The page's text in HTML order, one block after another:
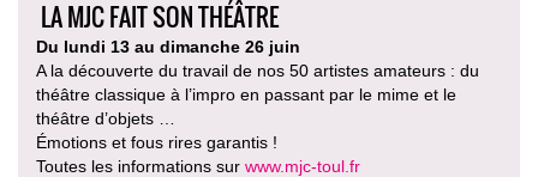
LA MJC FAIT SON THÉÂTRE
Du lundi 13 au dimanche 26 juin
A la découverte du travail de nos 50 artistes amateurs : du
théâtre classique à l’impro en passant par le mime et le
théâtre d’objets …
Émotions et fous rires garantis !
Toutes les informations sur www.mjc-toul.fr